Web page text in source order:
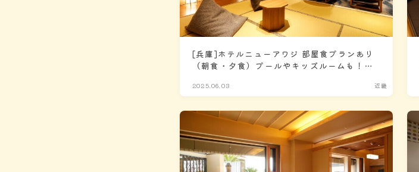
[兵庫]ホテルニューアワジ 部屋食プランあり
（朝食・夕食）プールやキッズルームも！客
2025.06.03 近畿